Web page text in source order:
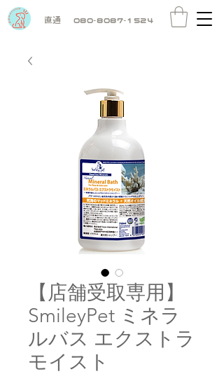
直通 080-8087-1524
【店舗受取専用】
SmileyPet ミネラ
ルバス エクストラ
モイスト